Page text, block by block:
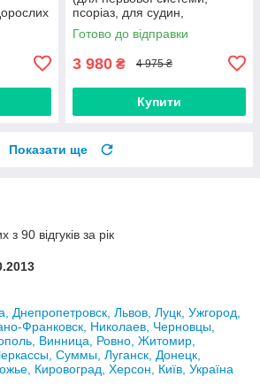
псоріаз, для судин,
заспокійливе, безсоння,
стрес, неврози, дистонія,
Готово до відправки
3 980 ₴ 4 975 ₴
Купити
Показати ще
90 відгуків за рік
Днепропетровск, Львов, Луцк, Ужгород,
Франковск, Николаев, Черновцы,
Винница, Ровно, Житомир,
Суммы, Луганск, Донецк,
Кировоград, Херсон, Київ, Україна